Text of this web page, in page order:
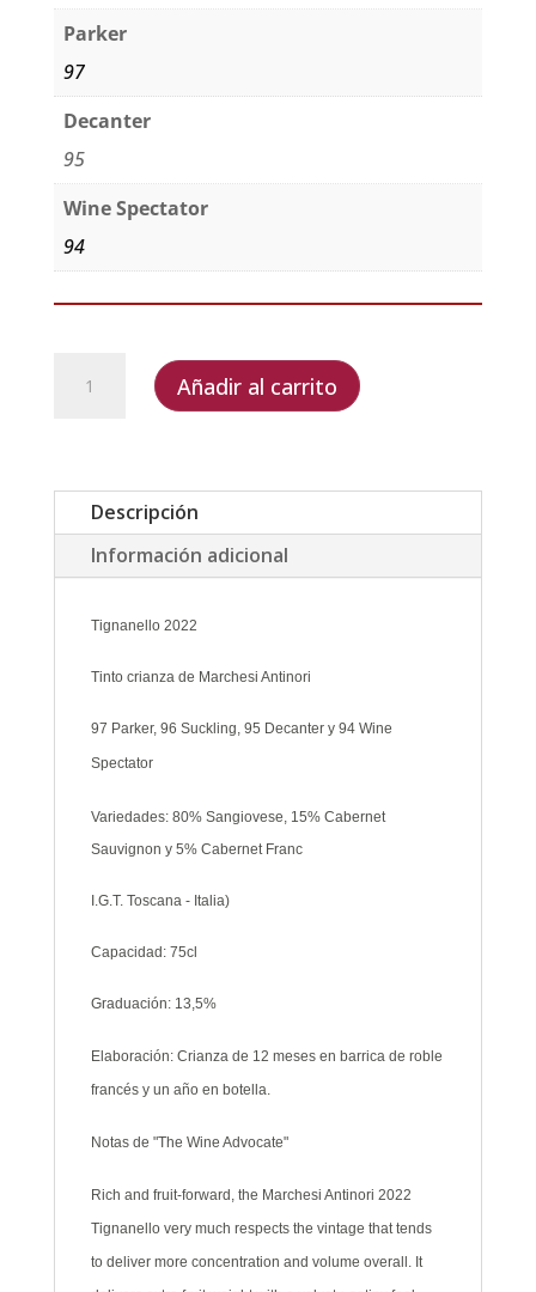
Parker
97
Decanter
95
Wine Spectator
94
2022
Añadir al carrito
Descripción
Información adicional
Tignanello 2022
Tinto crianza de Marchesi Antinori
97 Parker, 96 Suckling, 95 Decanter y 94 Wine
Spectator
Variedades: 80% Sangiovese, 15% Cabernet
Sauvignon y 5% Cabernet Franc
I.G.T. Toscana - Italia)
Capacidad: 75cl
Graduación: 13,5%
Elaboración: Crianza de 12 meses en barrica de roble
francés y un año en botella.
Notas de "The Wine Advocate"
Rich and fruit-forward, the Marchesi Antinori 2022
Tignanello very much respects the vintage that tends
to deliver more concentration and volume overall. It